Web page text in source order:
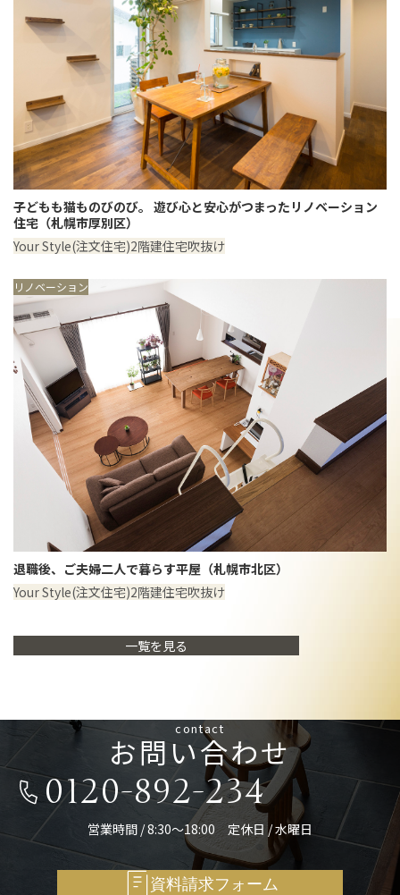
子どもも猫ものびのび。 遊び心と安心がつまったリノベーション
住宅（札幌市厚別区）
Your Style(注文住宅)2階建住宅吹抜け
リノベーション
退職後、ご夫婦二人で暮らす平屋（札幌市北区）
Your Style(注文住宅)2階建住宅吹抜け
一覧を見る
contact
お問い合わせ
0120-892-234
営業時間 / 8:30～18:00 定休日 / 水曜日
資料請求フォーム